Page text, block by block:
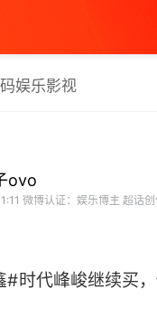
娱乐影视
ovo
微博认证：娱乐博主 超话
#时代峰峻继续买